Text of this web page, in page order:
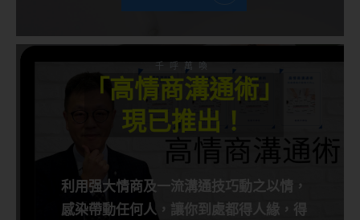
千呼萬喚
「高情商溝通術」
現已推出！
利用强大情商及一流溝通技巧動之以情，
感染帶動任何人，讓你到處都得人緣，得